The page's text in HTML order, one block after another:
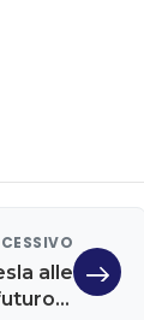
alle
è